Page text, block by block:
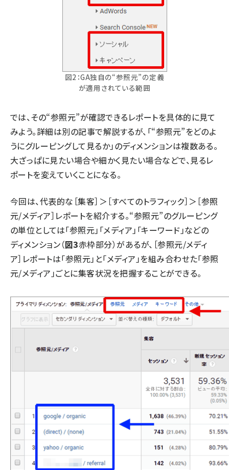
図2：GA独自の“参照元”の定義
が適用されている範囲
では、その“参照元”が確認できるレポートを具体的に見て
みよう。詳細は別の記事で解説するが、「“参照元”をどのよ
うにグルーピングして見るか」のディメンションは複数ある。
大ざっぱに見たい場合や細かく見たい場合などで、見るレ
ポートを変えていくことになる。
今回は、代表的な［集客］＞［すべてのトラフィック］＞［参照
元/メディア］レポートを紹介する。“参照元”のグルーピング
の単位としては「参照元」「メディア」「キーワード」などの
ディメンション（図3赤枠部分）があるが、［参照元/メディ
ア］レポートは「参照元」と「メディア」を組み合わせた「参照
元/メディア」ごとに集客状況を把握することができる。